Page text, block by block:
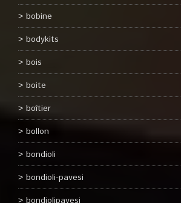
bobine
bodykits
bois
boite
boîtier
bollon
bondioli
bondioli-pavesi
bondiolipavesi